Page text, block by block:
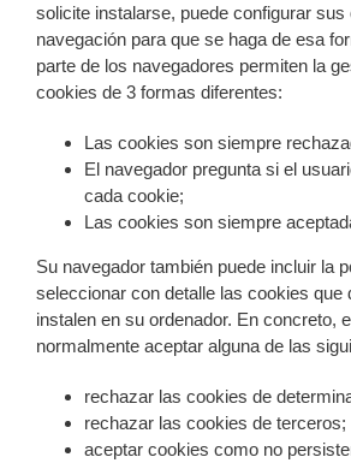
solicite instalarse, puede configurar sus
navegación para que se haga de esa
parte de los navegadores permiten la
cookies de 3 formas diferentes:
Las cookies son siempre
El navegador pregunta si el
cada cookie;
Las cookies son siempre
Su navegador también puede incluir la
seleccionar con detalle las cookies que
instalen en su ordenador. En concreto,
normalmente aceptar alguna de las
rechazar las cookies de
rechazar las cookies de terceros;
aceptar cookies como no